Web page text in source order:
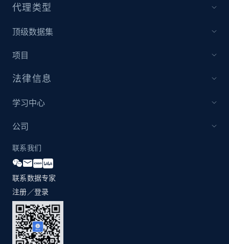
Amazon products by seller URL
Title, Seller name, Brand, Description, Initial
price, Currency, Availability, Reviews count, and
more.
Amazon products global dataset - Collect
products from Brands URLs
Title, Seller name, Brand, Description, Initial
price, Currency, Availability, Reviews count, and
more.
代理类型
顶级数据集
项目
法律信息
学习中心
公司
联系我们
联系数据专家
注册／登录